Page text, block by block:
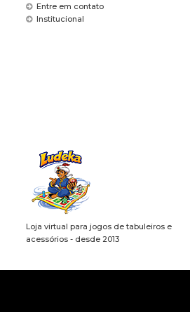
Entre em contato
Institucional
Loja virtual para jogos de tabuleiros e
acessórios - desde 2013